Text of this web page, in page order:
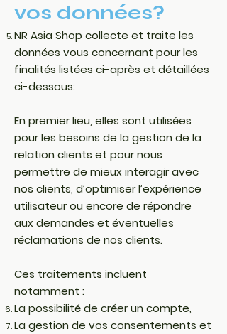
vos données?
NR Asia Shop collecte et traite les
données vous concernant pour les
finalités listées ci-après et détaillées
ci-dessous:
En premier lieu, elles sont utilisées
pour les besoins de la gestion de la
relation clients et pour nous
permettre de mieux interagir avec
nos clients, d’optimiser l’expérience
utilisateur ou encore de répondre
aux demandes et éventuelles
réclamations de nos clients.
Ces traitements incluent
notamment :
La possibilité de créer un compte,
La gestion de vos consentements et